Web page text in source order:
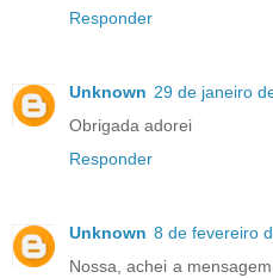
Responder
Unknown 29 de janeiro
Obrigada adorei
Responder
Unknown 8 de fevereiro
Nossa, achei a